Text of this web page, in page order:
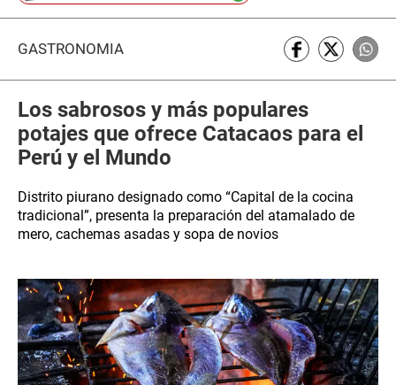
GASTRONOMÍA
Los sabrosos y más populares
potajes que ofrece Catacaos para el
Perú y el Mundo
Distrito piurano designado como “Capital de la cocina
tradicional”, presenta la preparación del atamalado de
mero, cachemas asadas y sopa de novios